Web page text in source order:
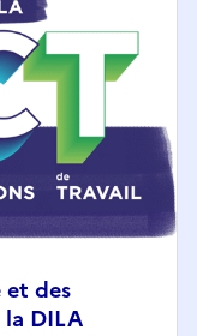
et des
DILA